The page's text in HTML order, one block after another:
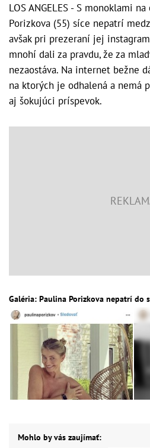
LOS ANGELES - S monoklami
Porizkova (55) síce nepatrí
avšak pri prezeraní jej
mnohí dali za pravdu, že za
nezaostáva. Na internet bežne
na ktorých je odhalená a nemá
aj šokujúci príspevok.
Galéria: Paulina Porizkova nepatrí do
Mohlo by vás zaujímať: